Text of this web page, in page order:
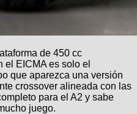
de 450 cc
el EICMA es solo el
que aparezca una versión
crossover alineada con las
para el A2 y sabe
juego.